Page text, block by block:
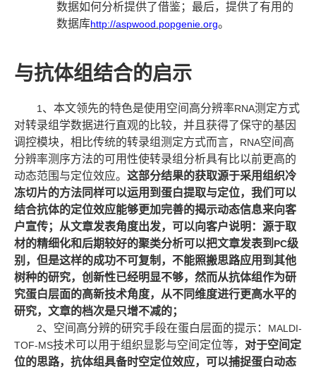
数据如何分析提供了借鉴；最后，提供了有用的
数据库http://aspwood.popgenie.org。
与抗体组结合的启示
1 、本文领先的特色是使用空间高分辨率RNA测定方式
对转录组学数据进行直观的比较，并且获得了保守的基因
调控模块，相比传统的转录组测定方式而言， RNA空间高
分辨率测序方法的可用性使转录组分析具有比以前更高的
动态范围与定位效应。 这部分结果的获取源于采用组织冷
冻切片的方法同样可以运用到蛋白提取与定位，我们可以
结合抗体的定位效应能够更加完善的揭示动态信息来向客
户宣传；从文章发表角度出发，可以向客户说明：源于取
材的精细化和后期较好的聚类分析可以把文章发表到 PC级
别，但是这样的成功不可复制，不能照搬思路应用到其他
树种的研究，创新性已经明显不够，然而从抗体组作为研
究蛋白层面的高新技术角度，从不同维度进行更高水平的
研究，文章的档次是只增不减的；
2、空间高分辨的研究手段在蛋白层面的提示： MALDI-
TOF-MS技术可以用于组织显影与空间定位等， 对于空间定
位的思路，抗体组具备时空定位效应，可以捕捉蛋白动态